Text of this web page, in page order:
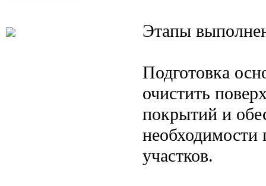
Этапы
Подготовка
очистить
покрытий и
необходимости
участков.